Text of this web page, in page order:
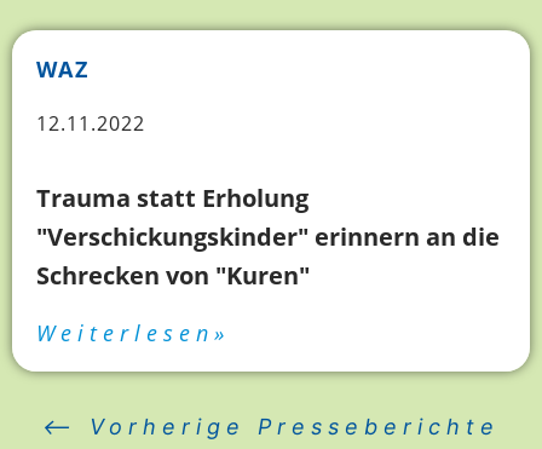
WAZ
12.11.2022
Trauma statt Erholung
"Verschickungskinder" erinnern an die
Schrecken von "Kuren"
Weiterlesen»
⟵ Vorherige Presseberichte